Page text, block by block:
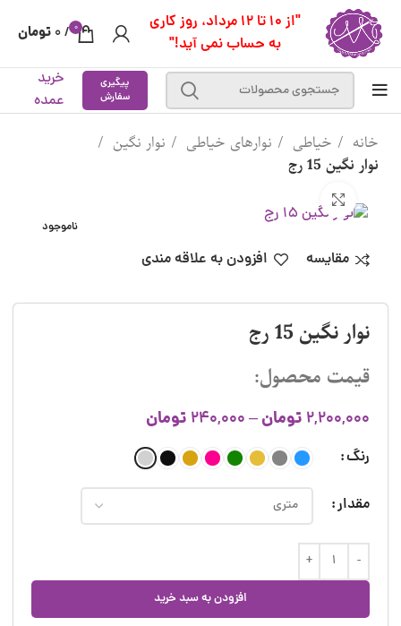
"از 10 تا 12 مرداد، روز کاری
به حساب نمی آید!"
0
/
0 تومان
پیگیری
سفارش
خرید
عمده
خانه خیاطی نوارهای خیاطی
نوار نگین
نوار نگین 15 رج
ناموجود
مقایسه افزودن به علاقه مندی
نوار نگین 15 رج
قیمت محصول:
2,200,000 تومان–
240,000 تومان
رنگ
مقدار
افزودن به سبد خرید